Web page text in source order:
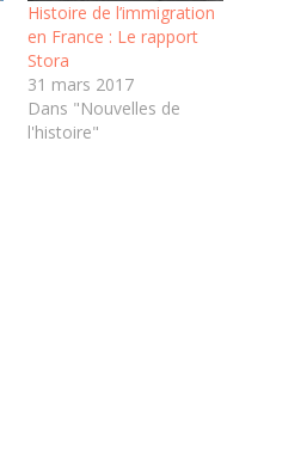
Histoire de l’immigration
en France : Le rapport
Stora
31 mars 2017
Dans "Nouvelles de
l'histoire"